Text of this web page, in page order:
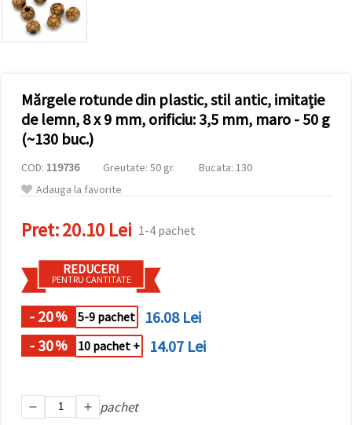
Puteți fi de
acord să
utilizați
toate
site!" Sau să
vă indicați
preferințele
în setări
selectând
cookie -uri
dat și
făcând clic
"Salvați"
Аcceptati
toate!
Setări
Mărgele rotunde din plastic, stil antic, imitație
de lemn, 8 x 9 mm, orificiu: 3,5 mm, maro - 50 g
(~130 buc.)
COD: 119736 Greutate: 50 gr.
Bucata: 130
Adauga la favorite
Pret:20.10 Lei 1-4 pachet
REDUCERI
PENTRU CANTITATE
- 20% 5-9 pachet
16.08 Lei
- 30% 10 pachet + 14.07 Lei
pachet